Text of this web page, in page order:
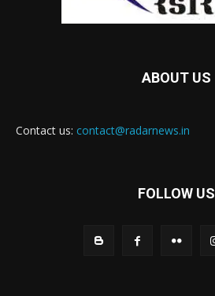
ABOUT US
Contact us: contact@radarnews.in
FOLLOW US